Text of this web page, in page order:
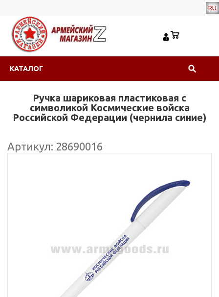
RU
КАТАЛОГ
Ручка шариковая пластиковая с
символикой Космические войска
Российской Федерации (чернила синие)
Артикул: 28690016